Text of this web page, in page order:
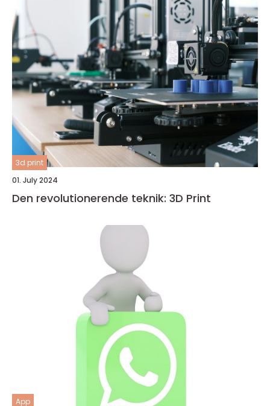
3d print
01. July 2024
Den revolutionerende teknik: 3D Print
App